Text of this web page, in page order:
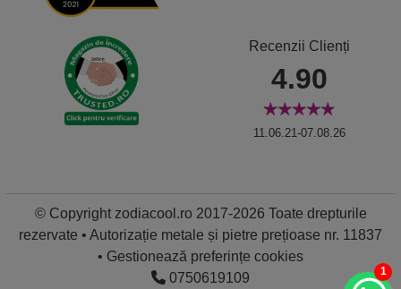
Recenzii Clienți
4.90
11.06.21-07.08.26
© Copyright zodiacool.ro 2017-2026 Toate drepturile
rezervate • Autorizație metale și pietre prețioase nr. 11837
• Gestionează preferințe cookies
0750619109
1